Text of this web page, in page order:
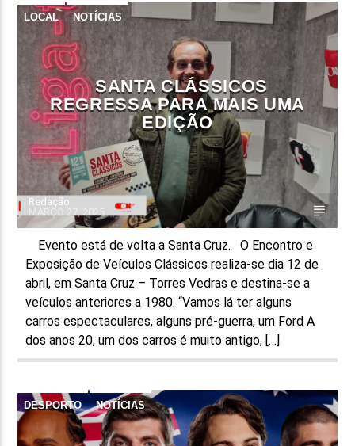
FAIXA ATUAL
TÍTULO
ARTISTA
ON FM
LOCAL NOTÍCIAS
SANTA CLÁSSICOS
REGRESSA PARA MAIS UMA
EDIÇÃO
Redação
Evento está de volta a Santa Cruz. O Encontro e
Exposição de Veículos Clássicos realiza-se dia 12 de
abril, em Santa Cruz – Torres Vedras e destina-se a
veículos anteriores a 1980. “Vamos lá ter alguns
carros espectaculares, alguns pré-guerra, um Ford A
dos anos 20, um dos carros é muito antigo, […]
DESPORTO NOTÍCIAS